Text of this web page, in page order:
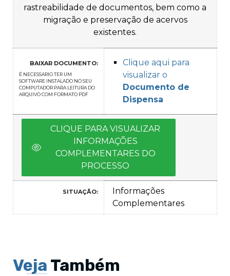
rastreabilidade de documentos, bem como a
migração e preservação de acervos
existentes.
BAIXAR DOCUMENTO:
É NECESSARIO TER UM
SOFTWARE INSTALADO NO SEU
COMPUTADOR PARA LEITURA DO
ARQUIVO COM FORMATO PDF
Clique aqui para
visualizar o
Documento de
Dispensa
CLIQUE PARA VISUALIZAR
INFORMAÇÕES
COMPLEMENTARES DO
PROCESSO
SITUAÇÃO:
Informações
Complementares
Veja Também